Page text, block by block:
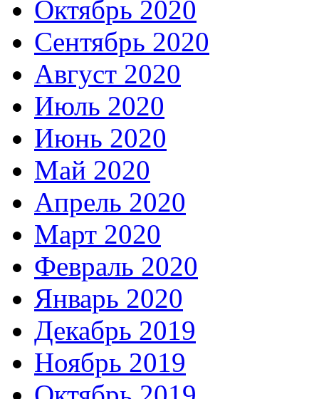
Октябрь 2020
Сентябрь 2020
Август 2020
Июль 2020
Июнь 2020
Май 2020
Апрель 2020
Март 2020
Февраль 2020
Январь 2020
Декабрь 2019
Ноябрь 2019